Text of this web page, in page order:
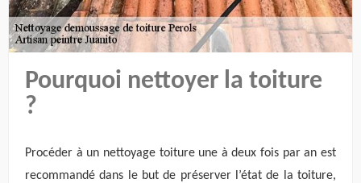
Pourquoi nettoyer la toiture
?
Procéder à un nettoyage toiture une à deux fois par an est
recommandé dans le but de préserver l’état de la toiture,